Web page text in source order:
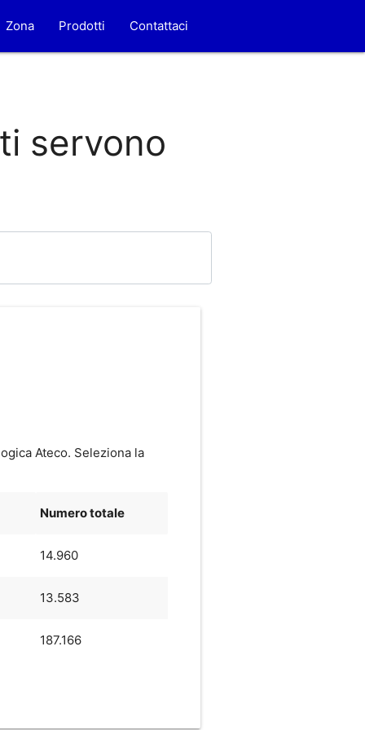
Zona Prodotti Contattaci
servono
Ateco. Seleziona la
Numero totale
14.960
13.583
187.166